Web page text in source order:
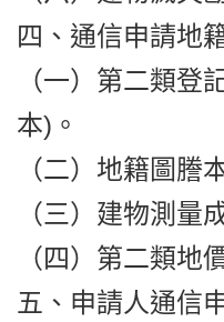
四、通信申請地
（一）第二類登
本)。
（二）地籍圖謄
（三）建物測量
（四）第二類地
五、申請人通信